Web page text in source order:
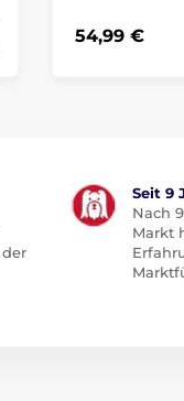
54,99 €
Seit 9
Nach
Markt